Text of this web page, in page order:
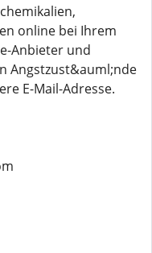
online bei Ihrem
Anbieter und
Angstzust&auml;nde
E-Mail-Adresse.